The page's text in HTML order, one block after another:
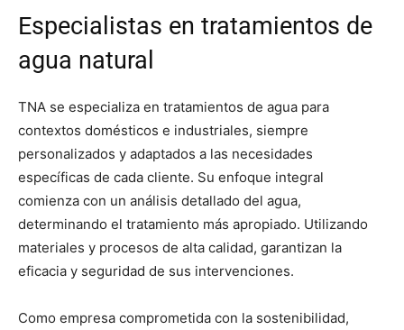
Especialistas en tratamientos de
agua natural
TNA se especializa en tratamientos de agua para
contextos domésticos e industriales, siempre
personalizados y adaptados a las necesidades
específicas de cada cliente. Su enfoque integral
comienza con un análisis detallado del agua,
determinando el tratamiento más apropiado. Utilizando
materiales y procesos de alta calidad, garantizan la
eficacia y seguridad de sus intervenciones.
Como empresa comprometida con la sostenibilidad,